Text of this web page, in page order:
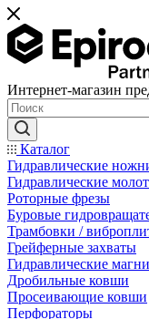
Интернет-магазин
Каталог
Гидравлические
Гидравлические
Роторные фрезы
Буровые
Трамбовки /
Грейферные захваты
Гидравлические
Дробильные ковши
Просеивающие ковши
Перфораторы